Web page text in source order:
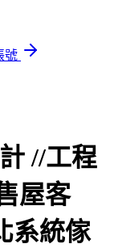
號
//工程
屋客
系統傢